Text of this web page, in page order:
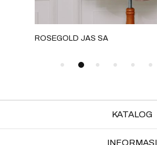
ROSEGOLD JAS SA
KATALOG
INFORMASI